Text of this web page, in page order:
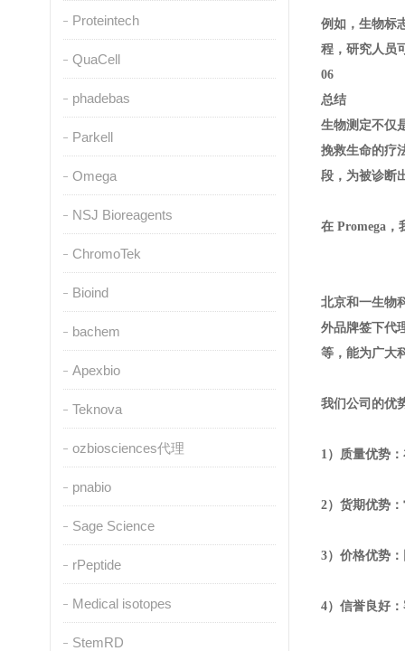
Proteintech
QuaCell
phadebas
Parkell
Omega
NSJ Bioreagents
ChromoTek
Bioind
bachem
Apexbio
Teknova
ozbiosciences代理
pnabio
Sage Science
rPeptide
Medical isotopes
StemRD
例如，生物标
程，研究人员
06
总结
生物测定不仅
挽救生命的疗
段，为被诊断
在 Promega，
北京和一生物
外品牌签下代
等，能为广大
我们公司的优
1）质量优势
2）货期优势
3）价格优势
4）信誉良好